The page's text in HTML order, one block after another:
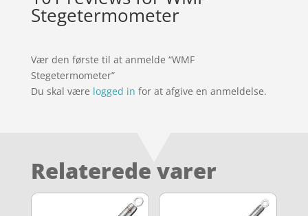
Stegetermometer
Vær den første til at anmelde “WMF
Stegetermometer”
Du skal være logged in for at afgive en anmeldelse.
Relaterede varer